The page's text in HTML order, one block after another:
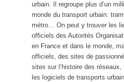
urbain. Il regroupe plus d’un
monde du transport urbain:
métro… On peut y trouver les
officiels des Autorités
en France et dans le monde,
officiels, des sites de
sites sur l’histoire des
les logiciels de transports